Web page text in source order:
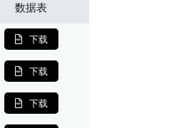
数据表
下载
下载
下载